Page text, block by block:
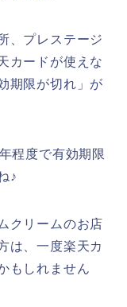
、プレステージ
カードが使えな
期限が切れ」が
程度で有効期限
♪
クリームのお店
は、一度楽天カ
もしれません